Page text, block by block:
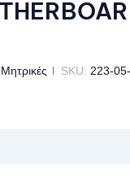
Μητρικές SKU: 223-